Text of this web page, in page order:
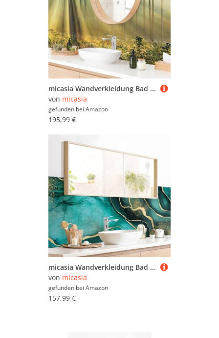
micasia Wandverkleidung Bad selbstklebend wasserfest Wald fugenlos Wandpaneel - made in Germany - Wald Hartfolie matt grün Badrückwand Motiv statt Fliesen 1143-P (280x80cm)
von micasia
gefunden bei Amazon
195,99 €
micasia Wandverkleidung Bad selbstklebend wasserfest Muster fugenlos Wandpaneel - made in Germany - Streifen Hartfolie matt türkis Badrückwand Abstrakt statt Fliesen 1139 (280x80cm)
von micasia
gefunden bei Amazon
157,99 €